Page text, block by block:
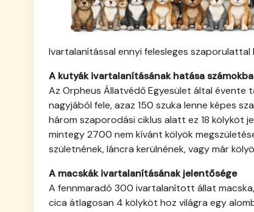
Ivartalanítással ennyi felesleges szaporulattal
A kutyák ivartalanításának hatása
Az Orpheus Állatvédő Egyesület által
nagyjából fele, azaz 150 szuka lenne képes
három szaporodási ciklus alatt ez 18 kölyköt
mintegy 2700 nem kívánt kölyök
születnének, láncra kerülnének, vagy már
A macskák ivartalanításának jelentősége
A fennmaradó 300 ivartalanított állat
cica átlagosan 4 kölyköt hoz világra egy